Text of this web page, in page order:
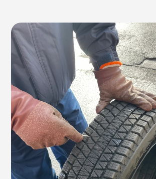
す
る